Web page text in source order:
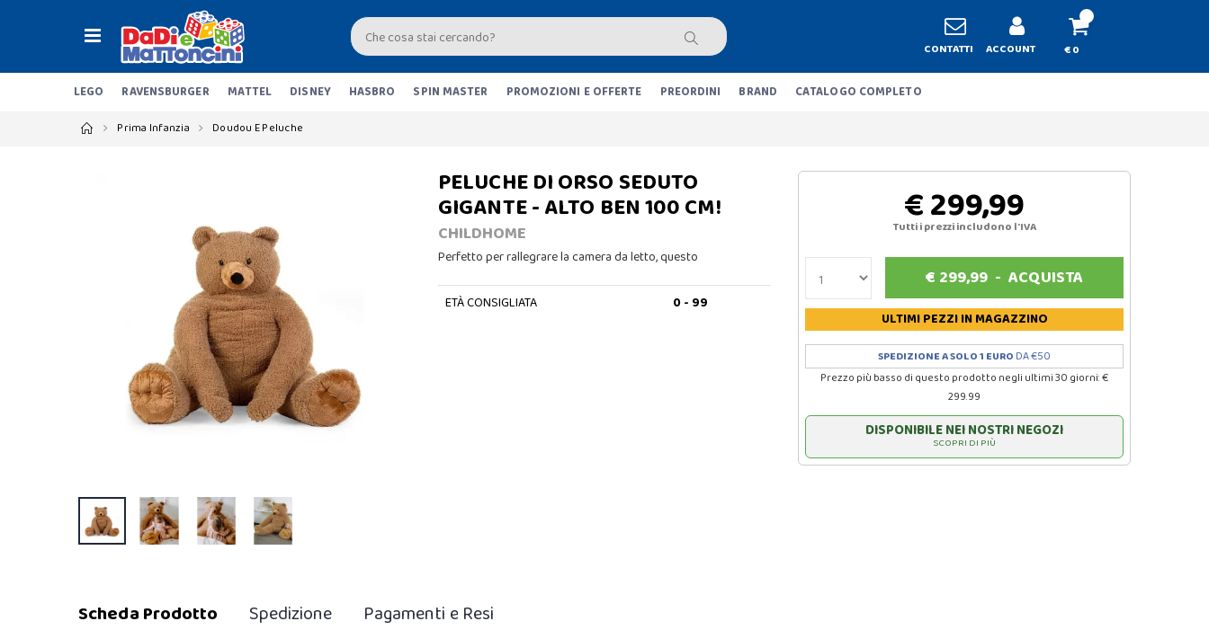
CONTATTI ACCOUNT € 0
LEGO RAVENSBURGER MATTEL DISNEY HASBRO SPIN MASTER PROMOZIONI E OFFERTE PREORDINI BRAND CATALOGO COMPLETO
Prima Infanzia Doudou E Peluche
PELUCHE DI ORSO SEDUTO
GIGANTE - ALTO BEN 100 CM!
CHILDHOME
Perfetto per rallegrare la camera da letto, questo
ETÀ CONSIGLIATA 0 - 99
€ 299,99
Tutti i prezzi includono l'IVA
€ 299,99 -ACQUISTA
ULTIMI PEZZIIN MAGAZZINO
SPEDIZIONE A SOLO 1 EURO DA €50
Prezzo più basso di questo prodotto negli ultimi 30 giorni: €
299.99
DISPONIBILE NEI NOSTRI NEGOZI
SCOPRI DI PIÙ
Scheda Prodotto Spedizione Pagamenti e Resi